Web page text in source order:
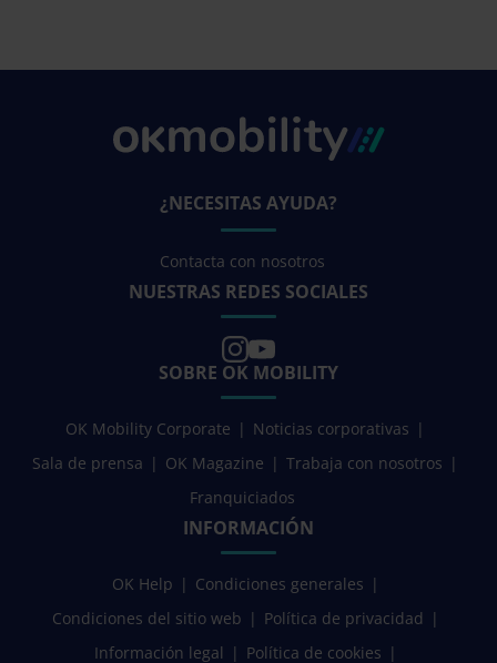
¿NECESITAS AYUDA?
Contacta con nosotros
NUESTRAS REDES SOCIALES
SOBRE OK MOBILITY
OK Mobility Corporate
Noticias corporativas
Sala de prensa
OK Magazine
Trabaja con nosotros
Franquiciados
INFORMACIÓN
OK Help
Condiciones generales
Condiciones del sitio web
Política de privacidad
Información legal
Política de cookies